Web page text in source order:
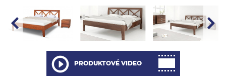
PRODUKTOVÉ VIDEO